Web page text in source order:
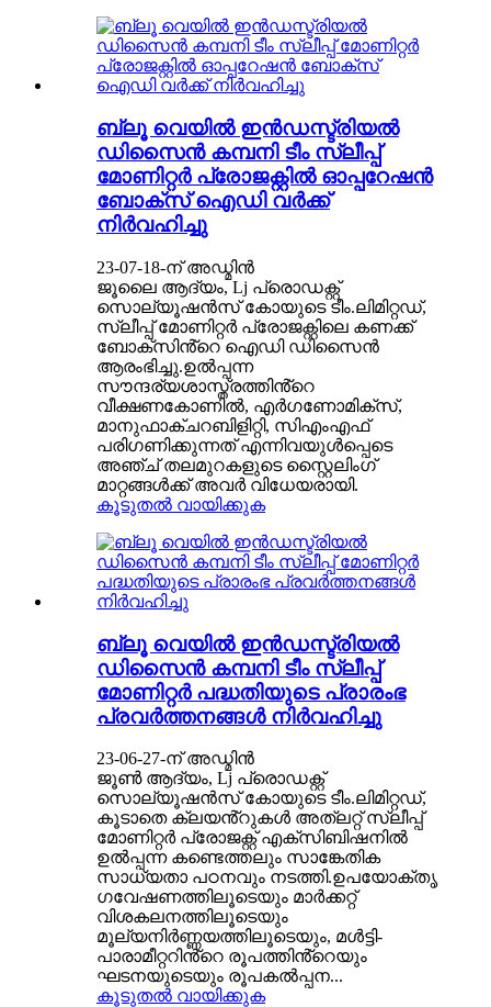
ബ്ലൂ വെയിൽ ഇൻഡസ്ട്രിയൽ
ഡിസൈൻ കമ്പനി ടീം സ്ലീപ്പ്
മോണിറ്റർ പ്രോജക്റ്റിൽ ഓപ്പറേഷൻ
ബോക്സ് ഐഡി വർക്ക്
നിർവഹിച്ചു
23-07-18-ന് അഡ്മിൻ
ജൂലൈ ആദ്യം, Lj പ്രൊഡക്റ്റ്
സൊല്യൂഷൻസ് കോയുടെ ടീം.ലിമിറ്റഡ്,
സ്ലീപ്പ് മോണിറ്റർ പ്രോജക്റ്റിലെ കണക്ക്
ബോക്‌സിൻ്റെ ഐഡി ഡിസൈൻ
ആരംഭിച്ചു.ഉൽപ്പന്ന
സൗന്ദര്യശാസ്ത്രത്തിൻ്റെ
വീക്ഷണകോണിൽ, എർഗണോമിക്‌സ്,
മാനുഫാക്ചറബിളിറ്റി, സിഎംഎഫ്
പരിഗണിക്കുന്നത് എന്നിവയുൾപ്പെടെ
അഞ്ച് തലമുറകളുടെ സ്റ്റൈലിംഗ്
മാറ്റങ്ങൾക്ക് അവർ വിധേയരായി.
കൂടുതൽ വായിക്കുക
ബ്ലൂ വെയിൽ ഇൻഡസ്ട്രിയൽ
ഡിസൈൻ കമ്പനി ടീം സ്ലീപ്പ്
മോണിറ്റർ പദ്ധതിയുടെ പ്രാരംഭ
പ്രവർത്തനങ്ങൾ നിർവഹിച്ചു
23-06-27-ന് അഡ്മിൻ
ജൂൺ ആദ്യം, Lj പ്രൊഡക്റ്റ്
സൊല്യൂഷൻസ് കോയുടെ ടീം.ലിമിറ്റഡ്,
കൂടാതെ ക്ലയൻ്റുകൾ അത്ലറ്റ് സ്ലീപ്പ്
മോണിറ്റർ പ്രോജക്റ്റ് എക്സിബിഷനിൽ
ഉൽപ്പന്ന കണ്ടെത്തലും സാങ്കേതിക
സാധ്യതാ പഠനവും നടത്തി.ഉപയോക്തൃ
ഗവേഷണത്തിലൂടെയും മാർക്കറ്റ്
വിശകലനത്തിലൂടെയും
മൂല്യനിർണ്ണയത്തിലൂടെയും, മൾട്ടി-
പാരാമീറ്ററിൻ്റെ രൂപത്തിൻ്റെയും
ഘടനയുടെയും രൂപകൽപ്പന...
കൂടുതൽ വായിക്കുക